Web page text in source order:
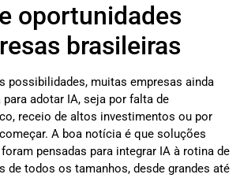
oportunidades
brasileiras
possibilidades, muitas empresas ainda
adotar IA, seja por falta de
receio de altos investimentos ou por
A boa notícia é que soluções
pensadas para integrar IA à rotina de
de todos os tamanhos, desde grandes até